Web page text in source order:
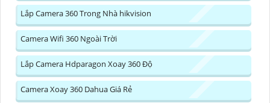
Lắp Camera 360 Trong Nhà hikvision
Camera Wifi 360 Ngoài Trời
Lắp Camera Hdparagon Xoay 360 Độ
Camera Xoay 360 Dahua Giá Rẻ